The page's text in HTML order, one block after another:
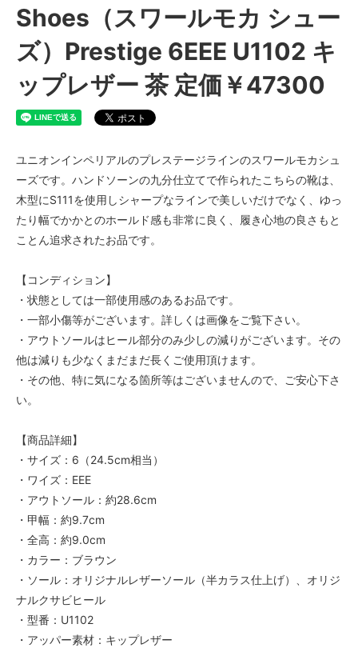
Shoes（スワールモカ シュー
ズ）Prestige 6EEE U1102 キ
ップレザー 茶 定価￥47300
ユニオンインペリアルのプレステージラインのスワールモカシュ
ーズです。ハンドソーンの九分仕立てで作られたこちらの靴は、
木型にS111を使用しシャープなラインで美しいだけでなく、ゆっ
たり幅でかかとのホールド感も非常に良く、履き心地の良さもと
ことん追求されたお品です。
【コンディション】
・状態としては一部使用感のあるお品です。
・一部小傷等がございます。詳しくは画像をご覧下さい。
・アウトソールはヒール部分のみ少しの減りがございます。その
他は減りも少なくまだまだ長くご使用頂けます。
・その他、特に気になる箇所等はございませんので、ご安心下さ
い。
【商品詳細】
・サイズ：6（24.5cm相当）
・ワイズ：EEE
・アウトソール：約28.6cm
・甲幅：約9.7cm
・全高：約9.0cm
・カラー：ブラウン
・ソール：オリジナルレザーソール（半カラス仕上げ）、オリジ
ナルクサビヒール
・型番：U1102
・アッパー素材：キップレザー